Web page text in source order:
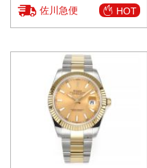
佐川急便 HOT